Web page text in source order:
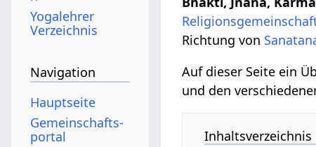
Richtung von
Auf dieser Seite ein
und den
Inhaltsverzeichnis
Yogalehrer
Verzeichnis
Navigation
Hauptseite
Gemeinschafts­
portal